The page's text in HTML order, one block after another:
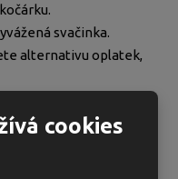
cookies
svačinka.
alternativu oplatek,
také